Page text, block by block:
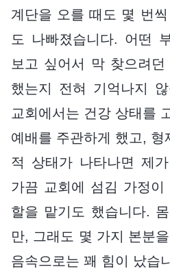
계단을 오를 때도 몇 번
도 나빠졌습니다. 어떤
보고 싶어서 막 찾으려
했는지 전혀 기억나지
교회에서는 건강 상태를
예배를 주관하게 했고, 형
적 상태가 나타나면 제
가끔 교회에 섬김 가정
할을 맡기도 했습니다.
만, 그래도 몇 가지 본분
음속으로는 꽤 힘이 났습